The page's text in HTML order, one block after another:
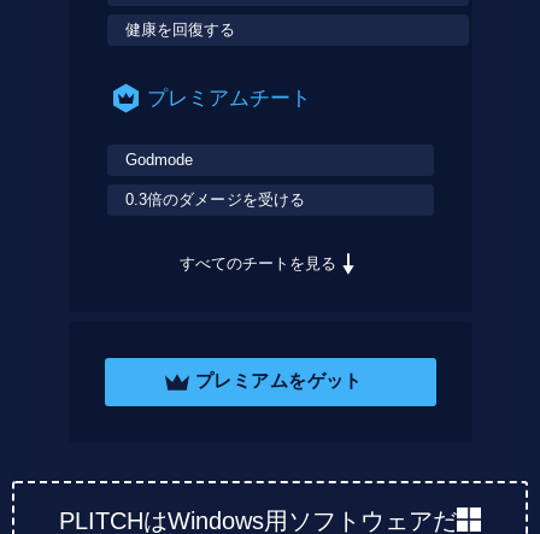
健康を回復する
プレミアムチート
Godmode
0.3倍のダメージを受ける
すべてのチートを見る
プレミアムをゲット
PLITCHはWindows用ソフトウェアだ